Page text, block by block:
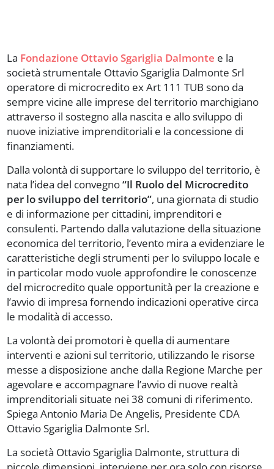
La Fondazione Ottavio Sgariglia Dalmonte e la
società strumentale Ottavio Sgariglia Dalmonte Srl
operatore di microcredito ex Art 111 TUB sono da
sempre vicine alle imprese del territorio marchigiano
attraverso il sostegno alla nascita e allo sviluppo di
nuove iniziative imprenditoriali e la concessione di
finanziamenti.
Dalla volontà di supportare lo sviluppo del territorio, è
nata l’idea del convegno“Il Ruolo del Microcredito
per lo sviluppo del territorio”, una giornata di studio
e di informazione per cittadini, imprenditori e
consulenti. Partendo dalla valutazione della situazione
economica del territorio, l’evento mira a evidenziare le
caratteristiche degli strumenti per lo sviluppo locale e
in particolar modo vuole approfondire le conoscenze
del microcredito quale opportunità per la creazione e
l’avvio di impresa fornendo indicazioni operative circa
le modalità di accesso.
La volontà dei promotori è quella di aumentare
interventi e azioni sul territorio, utilizzando le risorse
messe a disposizione anche dalla Regione Marche per
agevolare e accompagnare l’avvio di nuove realtà
imprenditoriali situate nei 38 comuni di riferimento.
Spiega Antonio Maria De Angelis, Presidente CDA
Ottavio Sgariglia Dalmonte Srl.
La società Ottavio Sgariglia Dalmonte, struttura di